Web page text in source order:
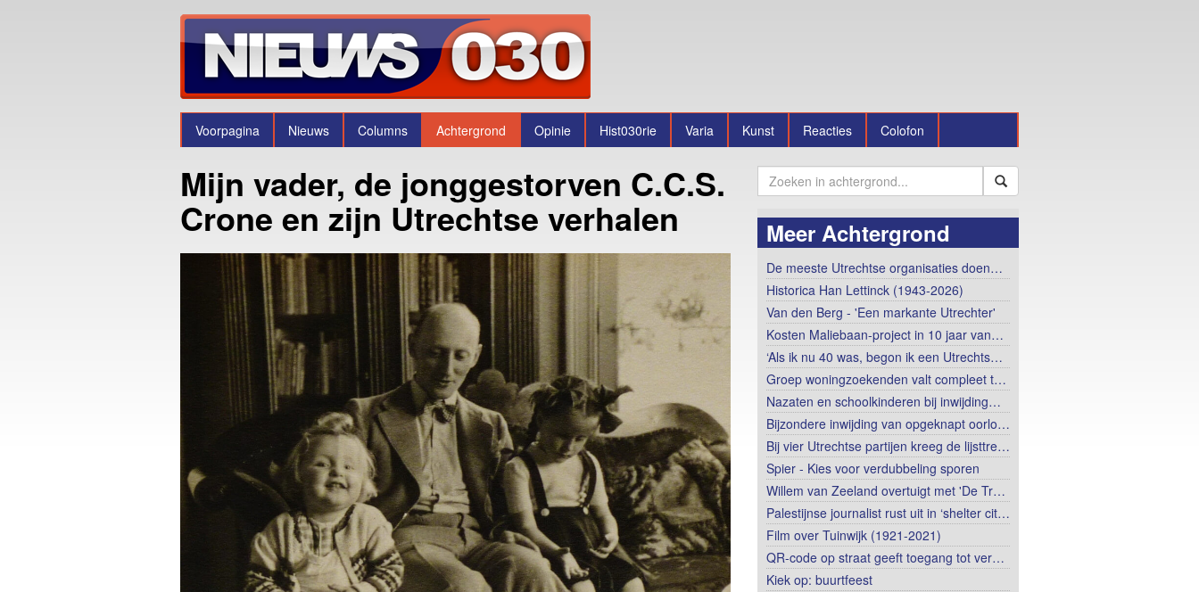
Voorpagina Nieuws Columns Achtergrond Opinie Hist030rie Varia Kunst Reacties Colofon
Mijn vader, de jonggestorven C.C.S.
Crone en zijn Utrechtse verhalen Meer Achtergrond
De meeste Utrechtse organisaties doen…
Historica Han Lettinck (1943-2026)
Van den Berg - 'Een markante Utrechter'
Kosten Maliebaan-project in 10 jaar van…
‘Als ik nu 40 was, begon ik een Utrechts…
Groep woningzoekenden valt compleet t…
Nazaten en schoolkinderen bij inwijding…
Bijzondere inwijding van opgeknapt oorlo…
Bij vier Utrechtse partijen kreeg de lijsttre…
Spier - Kies voor verdubbeling sporen
Willem van Zeeland overtuigt met 'De Tr…
Palestijnse journalist rust uit in ‘shelter cit…
Film over Tuinwijk (1921-2021)
QR-code op straat geeft toegang tot ver…
Kiek op: buurtfeest